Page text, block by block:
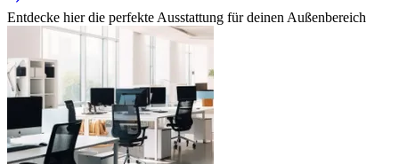
Entdecke hier die perfekte Ausstattung für deinen Außenbereich